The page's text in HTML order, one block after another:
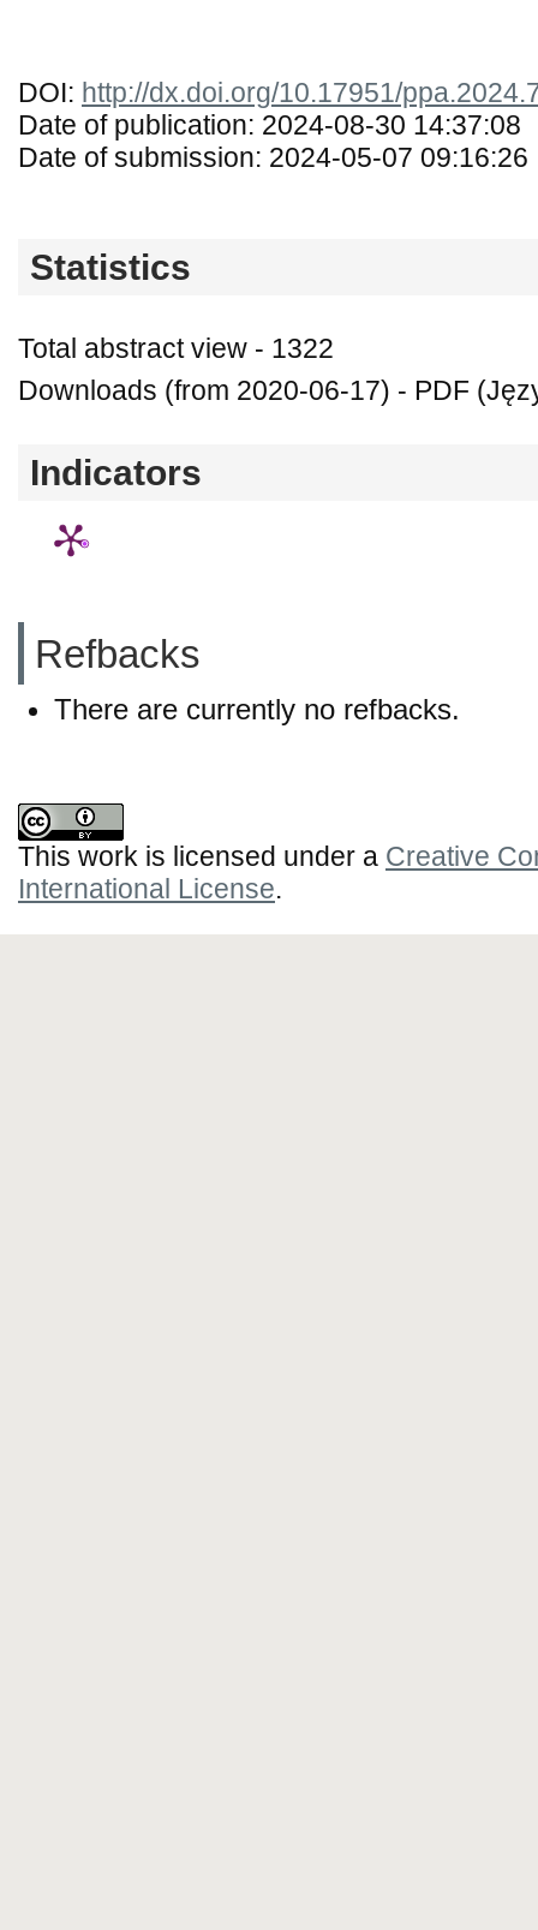
DOI: http://dx.doi.org/10.17951/
Date of publication: 2024-08-30 14:37:08
Date of submission: 2024-05-07 09:16:26
Statistics
Total abstract view - 1322
Downloads (from 2020-06-17) - PDF
Indicators
Refbacks
There are currently no refbacks.
This work is licensed under a Creative
International License.